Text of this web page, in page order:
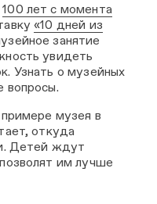
100 лет с момента
«10 дней из
занятие
увидеть
Узнать о музейных
вопросы.
музея в
откуда
Детей ждут
им лучше